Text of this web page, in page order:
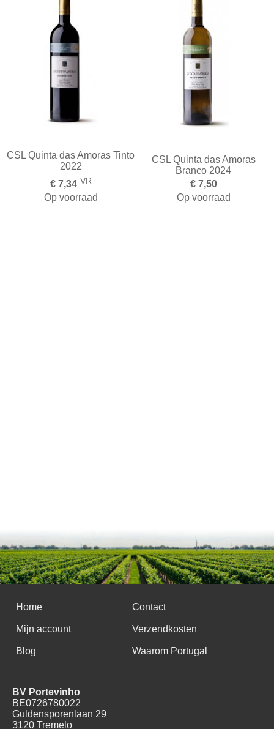
CSL Quinta das Amoras Tinto
2022
€ 7,34 VR
Op voorraad
CSL Quinta das Amoras
Branco 2024
€ 7,50
Op voorraad
Home Contact
Mijn account Verzendkosten
Blog Waarom Portugal
BV Portevinho
BE0726780022
Guldensporenlaan 29
3120 Tremelo